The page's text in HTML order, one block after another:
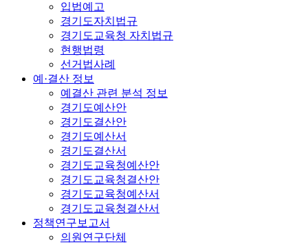
입법예고
경기도자치법규
경기도교육청 자치법규
현행법령
선거법사례
예·결산 정보
예결산 관련 분석 정보
경기도예산안
경기도결산안
경기도예산서
경기도결산서
경기도교육청예산안
경기도교육청결산안
경기도교육청예산서
경기도교육청결산서
정책연구보고서
의원연구단체